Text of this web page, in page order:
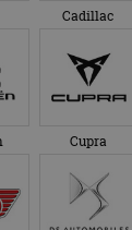
Cadillac
Cupra
Prestatie
Niet-geclassificeerd
maken de
worden gebruikt
Aanbieder /